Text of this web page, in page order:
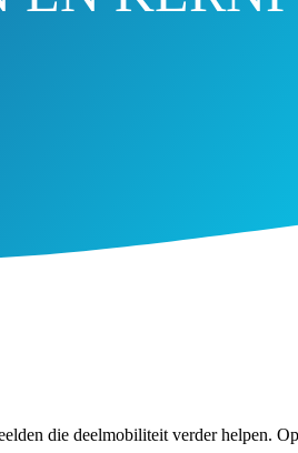
die deelmobiliteit verder helpen.